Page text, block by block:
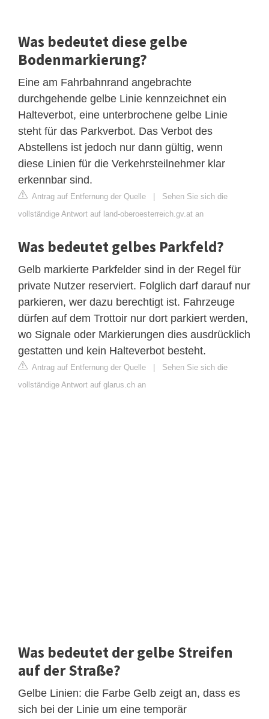
Was bedeutet diese gelbe
Bodenmarkierung?
Eine am Fahrbahnrand angebrachte
durchgehende gelbe Linie kennzeichnet ein
Halteverbot, eine unterbrochene gelbe Linie
steht für das Parkverbot. Das Verbot des
Abstellens ist jedoch nur dann gültig, wenn
diese Linien für die Verkehrsteilnehmer klar
erkennbar sind.
Antrag auf Entfernung der Quelle
Sehen Sie sich die
vollständige Antwort auf land-oberoesterreich.gv.at an
Was bedeutet gelbes Parkfeld?
Gelb markierte Parkfelder sind in der Regel für
private Nutzer reserviert. Folglich darf darauf nur
parkieren, wer dazu berechtigt ist. Fahrzeuge
dürfen auf dem Trottoir nur dort parkiert werden,
wo Signale oder Markierungen dies ausdrücklich
gestatten und kein Halteverbot besteht.
Antrag auf Entfernung der Quelle
Sehen Sie sich die
vollständige Antwort auf glarus.ch an
Was bedeutet der gelbe Streifen
auf der Straße?
Gelbe Linien: die Farbe Gelb zeigt an, dass es
sich bei der Linie um eine temporär